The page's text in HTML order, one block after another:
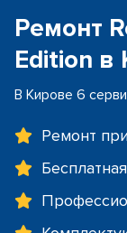
Ремонт
Edition в
В Кирове 6
Ремонт